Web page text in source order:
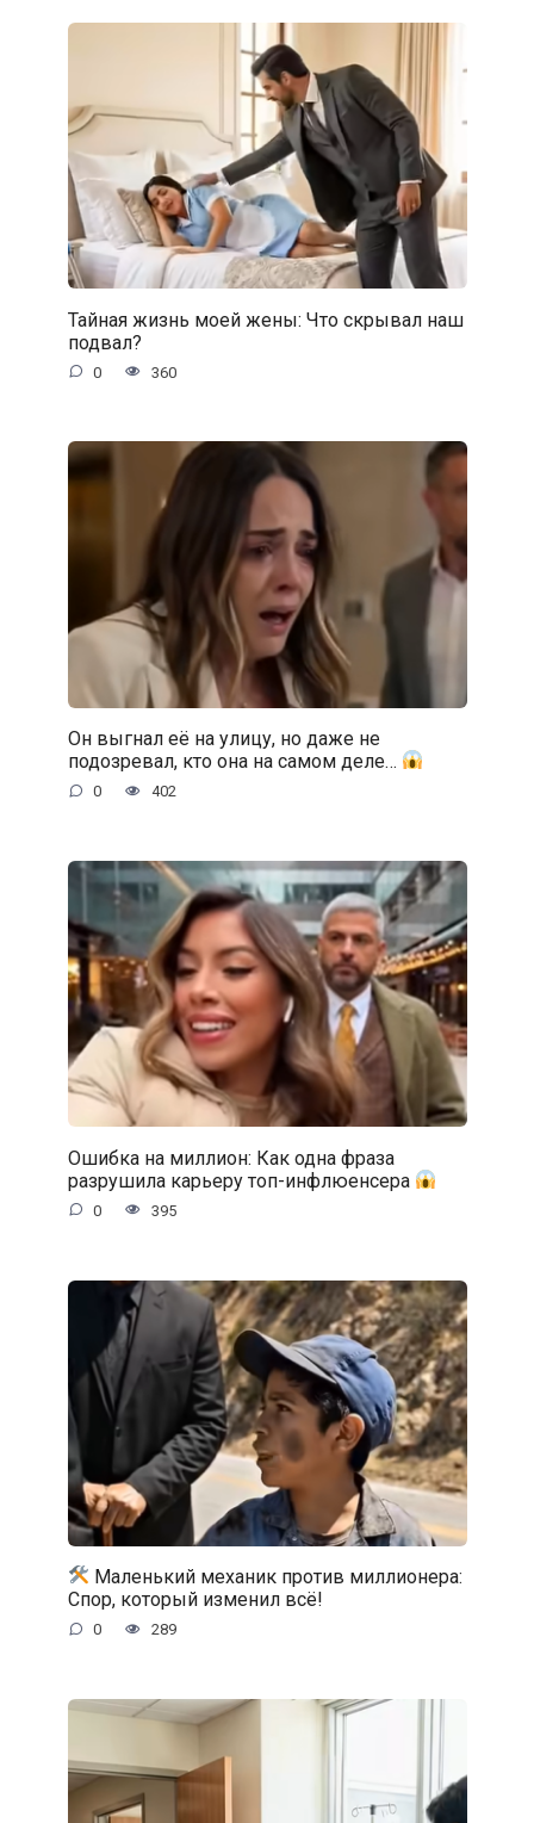
Тайная жизнь моей жены: Что скрывал наш
подвал?
0 360
Он выгнал её на улицу, но даже не
подозревал, кто она на самом деле…
0 402
Ошибка на миллион: Как одна фраза
разрушила карьеру топ-инфлюенсера
0 395
Маленький механик против миллионера:
Спор, который изменил всё!
0 289